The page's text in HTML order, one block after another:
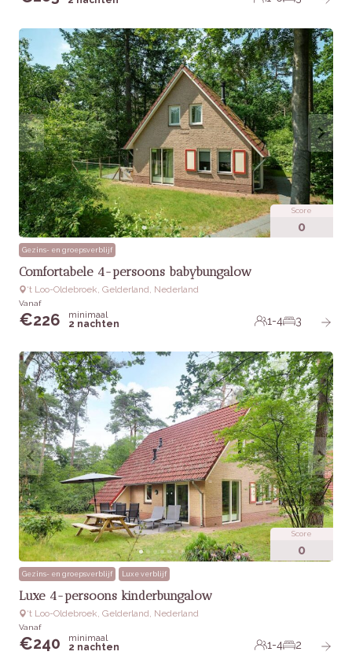
Score
0
Gezins- en groepsverblijf
Comfortabele 4-persoons babybungalow
‘t Loo-Oldebroek, Gelderland, Nederland
Vanaf
€226
minimaal
2 nachten
1-4 3
Score
0
Gezins- en groepsverblijf Luxe verblijf
Luxe 4-persoons kinderbungalow
‘t Loo-Oldebroek, Gelderland, Nederland
Vanaf
€240
minimaal
2 nachten
1-4 2